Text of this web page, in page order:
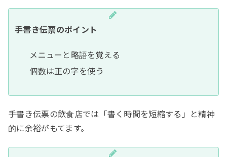
手書き伝票のポイント
メニューと略語を覚える
個数は正の字を使う
手書き伝票の飲食店では「書く時間を短縮する」と精神
的に余裕がもてます。